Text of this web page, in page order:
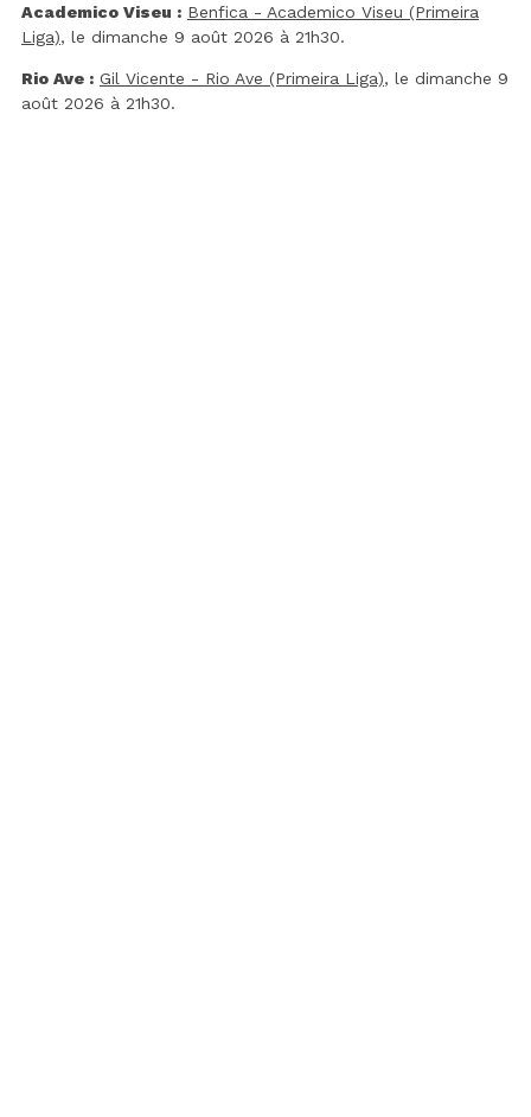
Academico Viseu : Benfica - Academico Viseu (Primeira
Liga), le dimanche 9 août 2026 à 21h30.
Rio Ave : Gil Vicente - Rio Ave (Primeira Liga), le dimanche 9
août 2026 à 21h30.